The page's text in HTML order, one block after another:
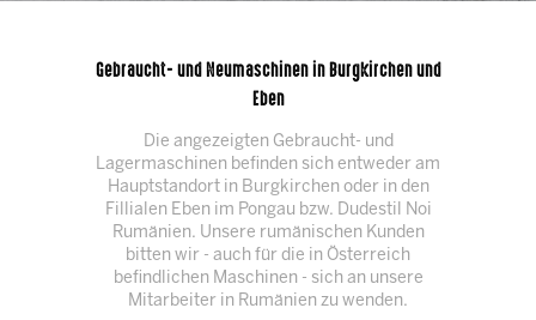
Gebraucht- und Neumaschinen in Burgkirchen und
Eben
Die angezeigten Gebraucht- und
Lagermaschinen befinden sich entweder am
Hauptstandort in Burgkirchen oder in den
Fillialen Eben im Pongau bzw. Dudestil Noi
Rumänien. Unsere rumänischen Kunden
bitten wir - auch für die in Österreich
befindlichen Maschinen - sich an unsere
Mitarbeiter in Rumänien zu wenden.